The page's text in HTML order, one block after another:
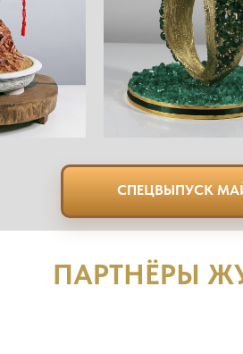
СПЕЦВЫПУСК
ПАРТНЁРЫ